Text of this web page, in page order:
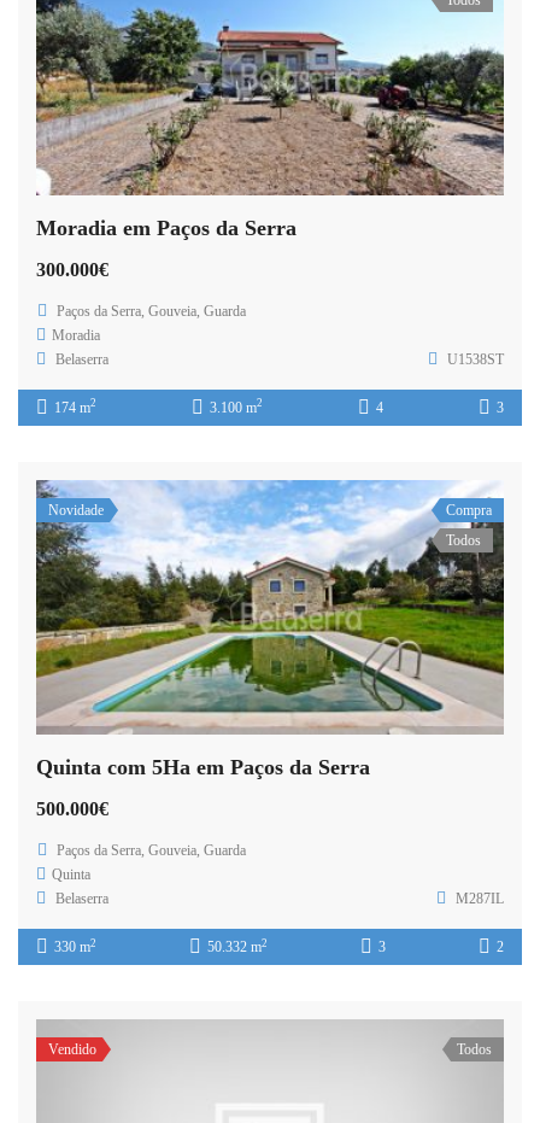
Moradia em Paços da Serra
300.000€
Paços da Serra, Gouveia, Guarda
Moradia
Belaserra
U1538ST
174 m2 3.100 m2 4 3
Novidade
Compra
Todos
Quinta com 5Ha em Paços da Serra
500.000€
Paços da Serra, Gouveia, Guarda
Quinta
Belaserra
M287IL
330 m2 50.332 m2 3 2
Vendido Todos